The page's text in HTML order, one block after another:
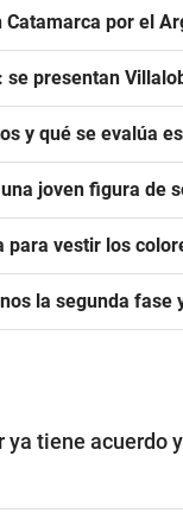
por el
presentan
y qué se evalúa
joven figura de
vestir los
la segunda fase
tiene acuerdo